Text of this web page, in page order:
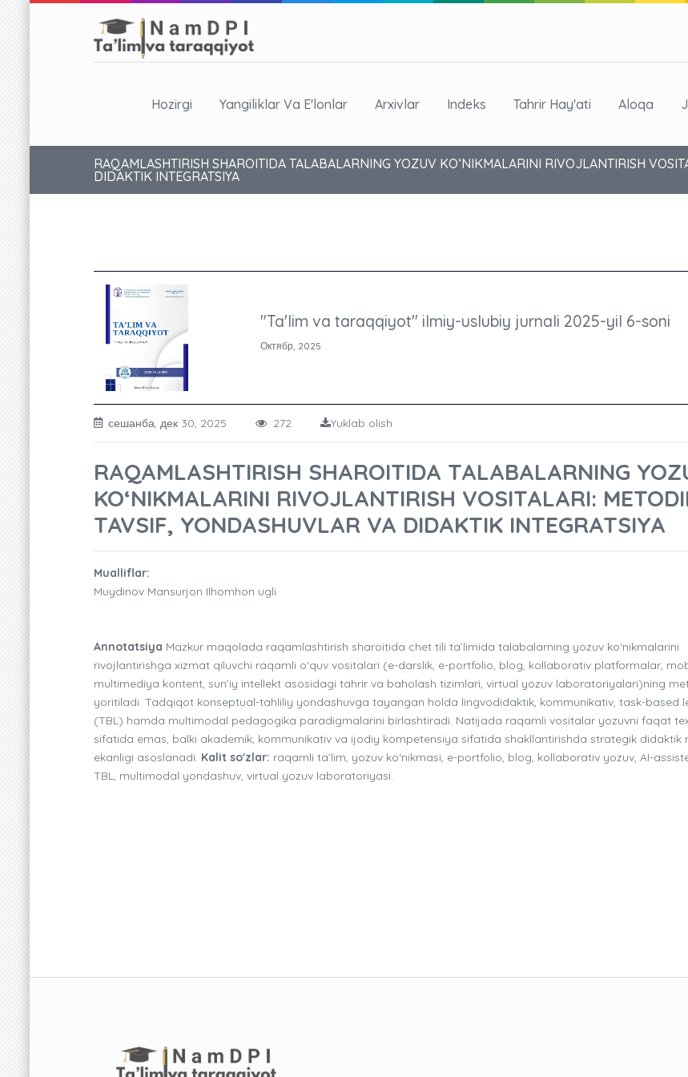
Hozirgi Yangiliklar Va E'lonlar Arxivlar Indeks Tahrir Hay'ati Aloqa
RAQAMLASHTIRISH SHAROITIDA TALABALARNING YOZUV KO‘NIKMALARINI RIVOJLANTIRISH
DIDAKTIK INTEGRATSIYA
"Ta'lim va taraqqiyot" ilmiy-uslubiy jurnali 2025-yil 6-soni
Октябр, 2025
сешанба, дек 30, 2025 272 Yuklab olish
RAQAMLASHTIRISH SHAROITIDA TALABALARNING
KO‘NIKMALARINI RIVOJLANTIRISH VOSITALARI:
TAVSIF, YONDASHUVLAR VA DIDAKTIK INTEGRATSIYA
Mualliflar:
Muydinov Mansurjon Ilhomhon ugli
Annotatsiya Mazkur maqolada raqamlashtirish sharoitida chet tili ta’limida talabalarning yozuv ko‘nikmalarini
rivojlantirishga xizmat qiluvchi raqamli o‘quv vositalari (e-darslik, e-portfolio, blog, kollaborativ platformalar,
multimediya kontent, sun’iy intellekt asosidagi tahrir va baholash tizimlari, virtual yozuv laboratoriyalari)ning
yoritiladi. Tadqiqot konseptual-tahliliy yondashuvga tayangan holda lingvodidaktik, kommunikativ, task-based
(TBL) hamda multimodal pedagogika paradigmalarini birlashtiradi. Natijada raqamli vositalar yozuvni faqat
sifatida emas, balki akademik, kommunikativ va ijodiy kompetensiya sifatida shakllantirishda strategik didaktik
ekanligi asoslanadi. Kalit so'zlar: raqamli ta’lim, yozuv ko‘nikmasi, e-portfolio, blog, kollaborativ yozuv, AI-
TBL, multimodal yondashuv, virtual yozuv laboratoriyasi.